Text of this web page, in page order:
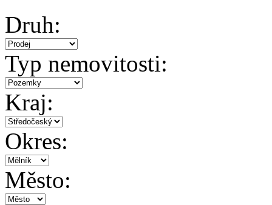
Druh:
Typ nemovitosti:
Kraj:
Okres:
Město: